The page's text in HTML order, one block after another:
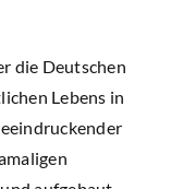
die Deutschen
Lebens in